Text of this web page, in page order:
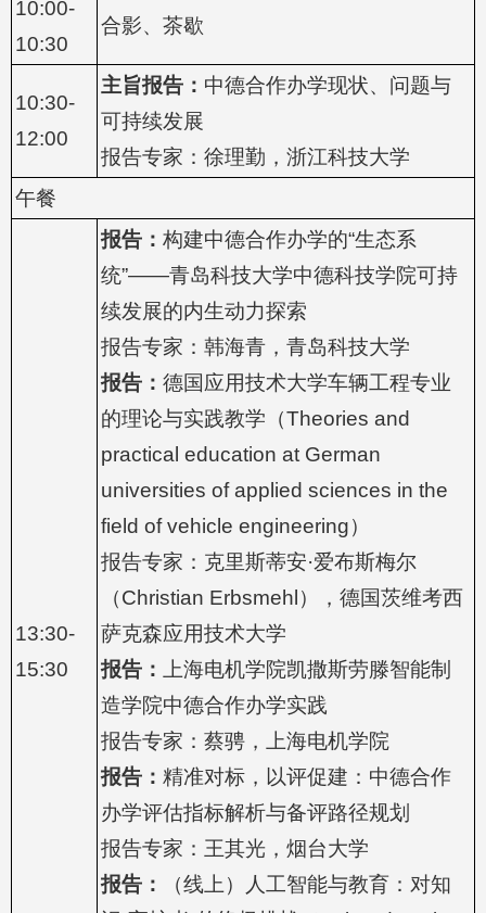
10:00-
10:30
合影、茶歇
10:30-
12:00
主旨报告： 中德合作办学现状、问题与
可持续发展
报告专家：徐理勤，浙江科技大学
午餐
13:30-
15:30
报告： 构建中德合作办学的“生态系
统”——青岛科技大学中德科技学院可持
续发展的内生动力探索
报告专家：韩海青，青岛科技大学
报告 ： 德国应用技术大学车辆工程专业
的理论与实践教学（Theories and
practical education at German
universities of applied sciences in the
field of vehicle engineering）
报告专家：克里斯蒂安·爱布斯梅尔
（Christian Erbsmehl），德国茨维考西
萨克森应用技术大学
报告：
上海电机学院凯撒斯劳滕智能制
造学院中德合作办学实践
报告专家：蔡骋，上海电机学院
报告： 精准对标，以评促建：中德合作
办学评估指标解析与备评路径规划
报告专家：王其光，烟台大学
报告：
（线上）人工智能与教育：对知